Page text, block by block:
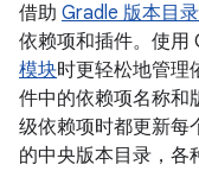
借助 Gradle 版本目录
依赖项和插件。使用
模块时更轻松地管理
件中的依赖项名称和
级依赖项时都更新每
的中央版本目录，各